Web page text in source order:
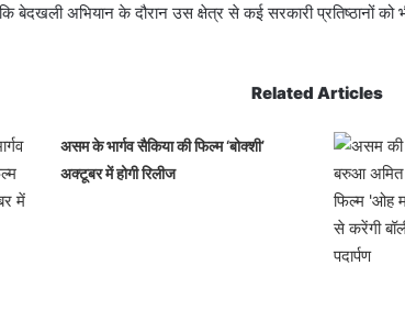
कि बेदखली अभियान के दौरान उस क्षेत्र से कई सरकारी प्रतिष्ठानों को
Related Articles
असम के भार्गव सैकिया की फिल्म ‘बोक्शी’
अक्टूबर में होगी रिलीज